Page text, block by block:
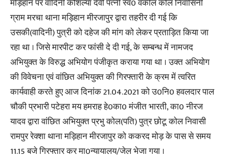
मड़िहान पर वादिनी कौशल्या देवी पत्नी स्व0 वकील कोल निवासिनी
ग्राम मरचा थाना मड़िहान मीरजापुर द्वारा तहरीर दी गई कि
उसकी(वादिनी) पुत्री को दहेज की मांग को लेकर प्रताड़ित किया जा
रहा था । जिसे मारपीट कर फांसी दे दी गई, के सम्बन्ध में नामजद
अभियुक्त के विरुद्ध अभियोग पंजीकृत कराया गया था । उक्त अभियोग
की विवेचना एवं वांछित अभियुक्त की गिरफ्तारी के क्रम में त्वरित
कार्यवाही करते हुए आज दिनांक 21.04.2021 को उ0नि0 हवलदार पाल
चौकी प्रभारी पटेहरा मय हमराह हे0का0 मंजीत भारती, का0 नीरज
यादव द्वारा वांछित अभियुक्त प्रभु कोल(पति) पुत्र छोटू कोल निवासी
रामपुर रेक्शा थाना मड़िहान मीरजापुर को ककरद मोड़ के पास से समय
11.15 बजे गिरफ्तार कर मा0न्यायालय/जेल भेजा गया ।